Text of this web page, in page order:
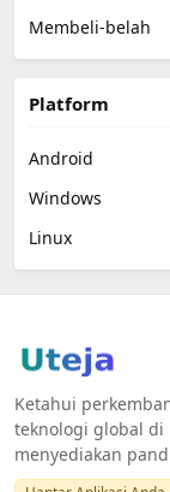
Membeli-belah
Platform
Android
Windows
Linux
Ketahui
teknologi global di
menyediakan